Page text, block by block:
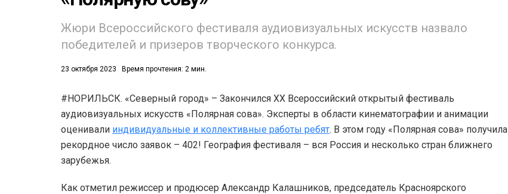
Жюри Всероссийского фестиваля аудиовизуальных искусств назвало
победителей и призеров творческого конкурса.
23 октября 2023 Время прочтения: 2 мин.
#НОРИЛЬСК. «Северный город» – Закончился XX Всероссийский открытый фестиваль
аудиовизуальных искусств «Полярная сова». Эксперты в области кинематографии и анимации
оценивали индивидуальные и коллективные работы ребят. В этом году «Полярная сова» получила
рекордное число заявок – 402! География фестиваля – вся Россия и несколько стран ближнего
зарубежья.
Как отметил режиссер и продюсер Александр Калашников, председатель Красноярского